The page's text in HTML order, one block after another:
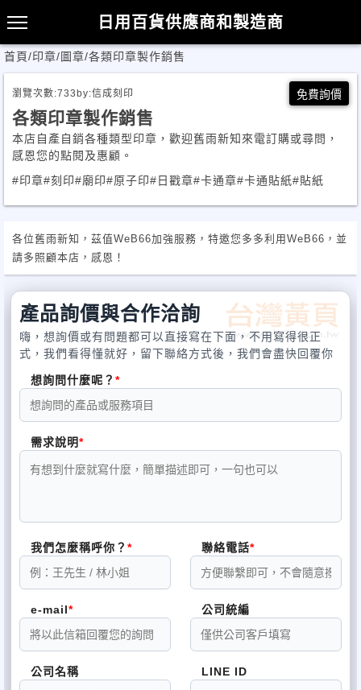
日用百貨供應商和製造商
首頁/印章/圖章/各類印章製作銷售
瀏覽次數:733 by:信成刻印 免費詢價
各類印章製作銷售
本店自產自銷各種類型印章，歡迎舊雨新知來電訂購或尋問，
感恩您的點閱及惠顧。
#印章#刻印#廟印#原子印#日戳章#卡通章#卡通貼紙#貼紙
各位舊雨新知，茲值WeB66加強服務，特邀您多多利用WeB66，並
請多照顧本店，感恩！
產品詢價與合作洽詢
嗨，想詢價或有問題都可以直接寫在下面，不用寫得很正
式，我們看得懂就好，留下聯絡方式後，我們會盡快回覆你
想詢問什麼呢？
需求說明
我們怎麼稱呼你？ 聯絡電話
e-mail 公司統編
公司名稱 LINE ID